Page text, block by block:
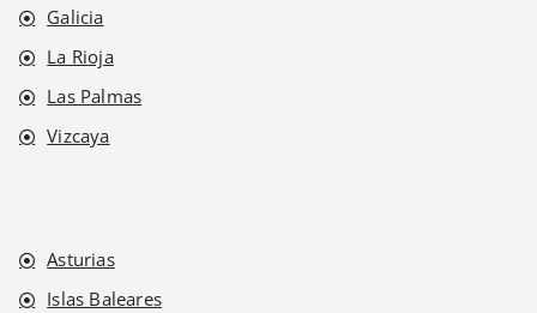
Galicia
La Rioja
Las Palmas
Vizcaya
Asturias
Islas Baleares